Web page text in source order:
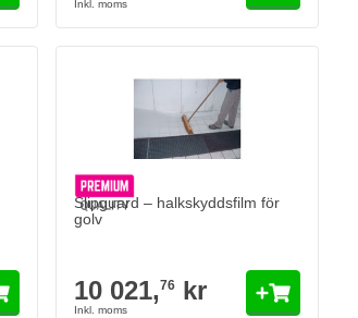
10 021, kr
Lägg till i
Slipguard – halkskyddsfilm för
golv
10 021,76 kr